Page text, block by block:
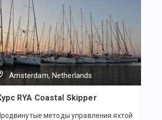
Amsterdam, Netherlands
RYA Coastal Skipper
методы управления яхтой